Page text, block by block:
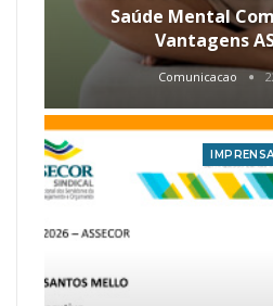
Saúde Mental
Vantagens
Comunicacao